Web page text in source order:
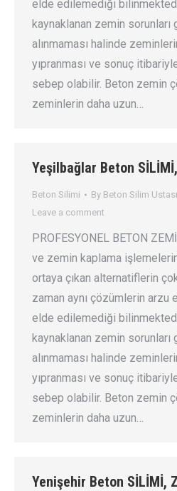
elde edilemediği
kaynaklanan zemin
alınmaması halinde
yıpranması ve sonuç
sebep olabilir. Beton zemin
zeminlerin daha uzun…
Yeşilbağlar Beton
Beton Silimi By Beton Silim Ustası
Leave a comment
PROFESYONEL BETON
ve zemin kaplama
ortaya çıkan alternatiflerin
zaman aynı çözümlerin arzu
elde edilemediği
kaynaklanan zemin
alınmaması halinde
yıpranması ve sonuç
sebep olabilir. Beton zemin
zeminlerin daha uzun…
Yenişehir Beton SİLİMİ,